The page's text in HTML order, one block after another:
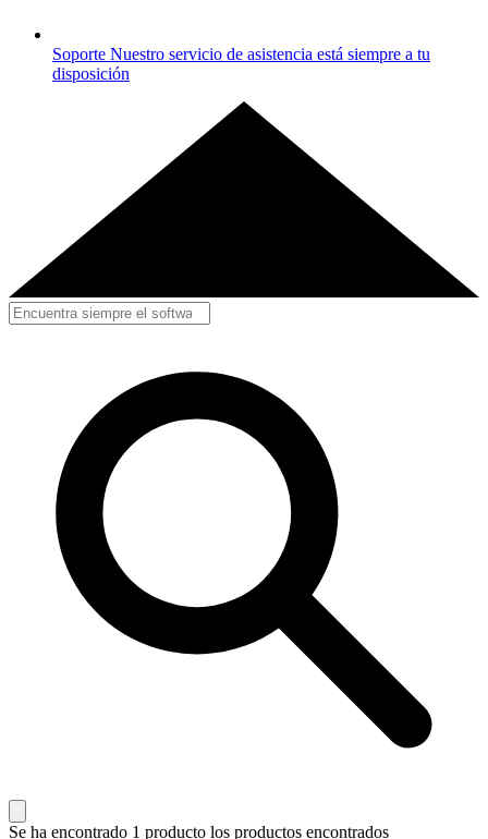
Soporte Nuestro servicio de asistencia está siempre a tu
disposición
Se ha encontrado 1 producto los productos encontrados